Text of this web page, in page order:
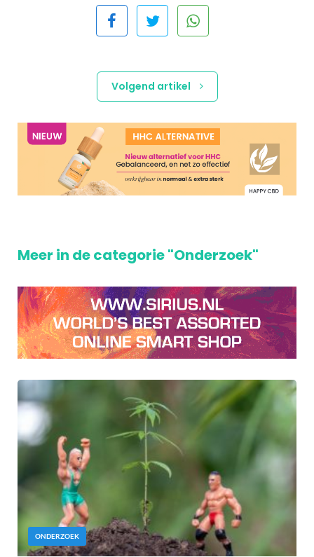
Volgend artikel
Meer in de categorie "Onderzoek"
ONDERZOEK